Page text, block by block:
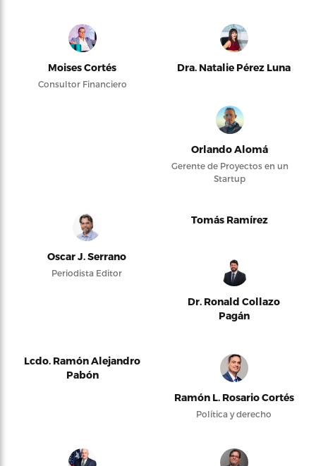
Moises Cortés
Consultor Financiero
Dra. Natalie Pérez Luna
Orlando Alomá
Gerente de Proyectos en un
Startup
Oscar J. Serrano
Periodista Editor
Tomás Ramírez
Dr. Ronald Collazo
Pagán
Lcdo. Ramón Alejandro
Pabón
Ramón L. Rosario Cortés
Política y derecho